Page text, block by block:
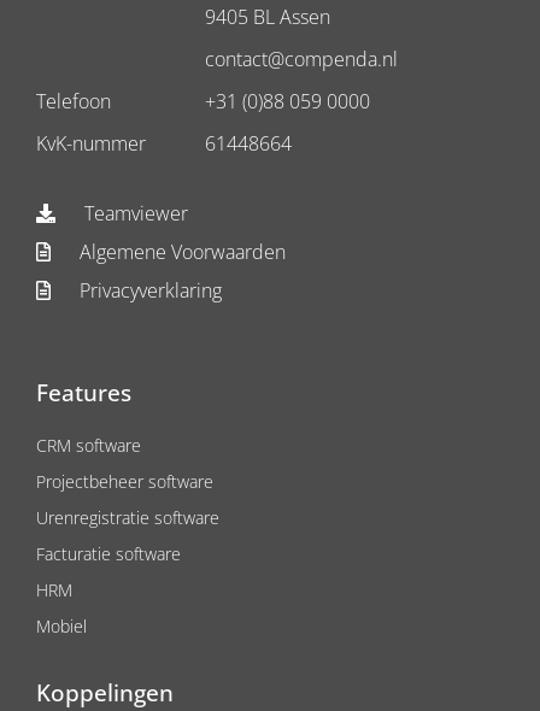
9405 BL Assen
contact@compenda.nl
Telefoon
+31 (0)88 059 0000
KvK-nummer
61448664
Teamviewer
Algemene Voorwaarden
Privacyverklaring
Features
CRM software
Projectbeheer software
Urenregistratie software
Facturatie software
HRM
Mobiel
Koppelingen